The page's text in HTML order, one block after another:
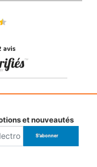
avis
et nouveautés